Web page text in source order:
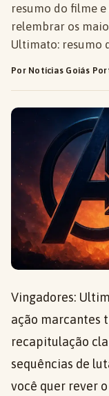
resumo do filme e
relembrar os
Ultimato: resumo
Por Notícias Goiás
Vingadores:
ação marcantes
recapitulação
sequências de
você quer rever